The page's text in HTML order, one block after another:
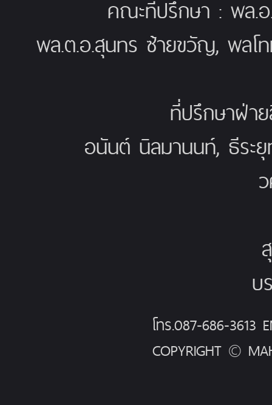
คณะที่ปรึกษา : พล.
พล.ต.อ.สุนทร ซ้ายขวัญ, พล
ที่ปรึกษาฝ่า
อนันต์ นิลมานนท์, ธีร
บ
โทร.087-686-3613
COPYRIGHT ©